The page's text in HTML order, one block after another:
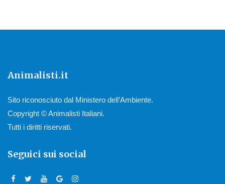
Animalisti.it
Sito riconosciuto dal Ministero dell’Ambiente.
Copyright © Animalisti Italiani.
Tutti i diritti riservati.
Seguici sui social